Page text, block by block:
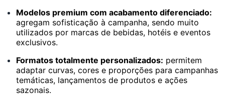
Modelos premium com acabamento diferenciado:
agregam sofisticação à campanha, sendo muito
utilizados por marcas de bebidas, hotéis e eventos
exclusivos.
Formatos totalmente personalizados: permitem
adaptar curvas, cores e proporções para campanhas
temáticas, lançamentos de produtos e ações
sazonais.